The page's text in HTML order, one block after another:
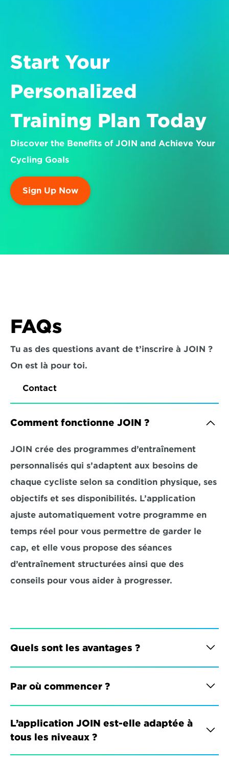
Start Your
Personalized
Training Plan Today
Discover the Benefits of JOIN and Achieve Your
Cycling Goals
Sign Up Now
FAQs
Tu as des questions avant de t’inscrire à JOIN ?
On est là pour toi.
Contact
Comment fonctionne JOIN ?
JOIN crée des programmes d’entraînement
personnalisés qui s’adaptent aux besoins de
chaque cycliste selon sa condition physique, ses
objectifs et ses disponibilités. L’application
ajuste automatiquement votre programme en
temps réel pour vous permettre de garder le
cap, et elle vous propose des séances
d’entraînement structurées ainsi que des
conseils pour vous aider à progresser.
Quels sont les avantages ?
Par où commencer ?
L’application JOIN est-elle adaptée à
tous les niveaux ?